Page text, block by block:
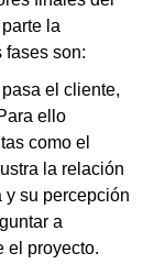
la
fases son:
el cliente,
ello
como el
la relación
y su percepción
a
el proyecto.